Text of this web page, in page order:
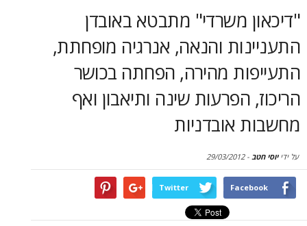
משרדי" מתבטא באובדן
והנאה, אנרגיה מופחתת,
מהירה, הפחתה בכושר
הפרעות שינה ותיאבון ואף
אובדניות
29/03/2012
Twitter